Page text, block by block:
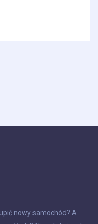
nowy samochód? A